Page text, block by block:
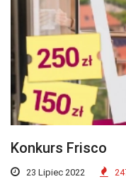
Konkurs Frisco
23 Lipiec 2022